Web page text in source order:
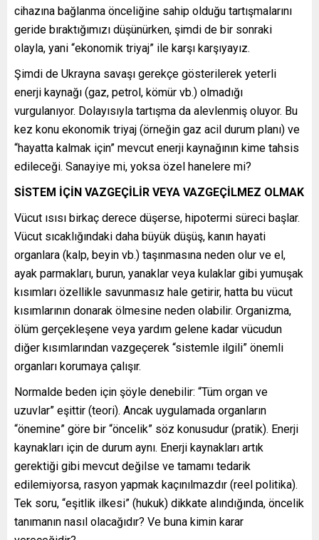
cihazına bağlanma önceliğine sahip olduğu tartışmalarını
geride bıraktığımızı düşünürken, şimdi de bir sonraki
olayla, yani “ekonomik triyaj” ile karşı karşıyayız.
Şimdi de Ukrayna savaşı gerekçe gösterilerek yeterli
enerji kaynağı (gaz, petrol, kömür vb.) olmadığı
vurgulanıyor. Dolayısıyla tartışma da alevlenmiş oluyor. Bu
kez konu ekonomik triyaj (örneğin gaz acil durum planı) ve
“hayatta kalmak için” mevcut enerji kaynağının kime tahsis
edileceği. Sanayiye mi, yoksa özel hanelere mi?
SİSTEM İÇİN VAZGEÇİLİR VEYA VAZGEÇİLMEZ OLMAK
Vücut ısısı birkaç derece düşerse, hipotermi süreci başlar.
Vücut sıcaklığındaki daha büyük düşüş, kanın hayati
organlara (kalp, beyin vb.) taşınmasına neden olur ve el,
ayak parmakları, burun, yanaklar veya kulaklar gibi yumuşak
kısımları özellikle savunmasız hale getirir, hatta bu vücut
kısımlarının donarak ölmesine neden olabilir. Organizma,
ölüm gerçekleşene veya yardım gelene kadar vücudun
diğer kısımlarından vazgeçerek “sistemle ilgili” önemli
organları korumaya çalışır.
Normalde beden için şöyle denebilir: “Tüm organ ve
uzuvlar” eşittir (teori). Ancak uygulamada organların
“önemine” göre bir “öncelik” söz konusudur (pratik). Enerji
kaynakları için de durum aynı. Enerji kaynakları artık
gerektiği gibi mevcut değilse ve tamamı tedarik
edilemiyorsa, rasyon yapmak kaçınılmazdır (reel politika).
Tek soru, “eşitlik ilkesi” (hukuk) dikkate alındığında, öncelik
tanımanın nasıl olacağıdır? Ve buna kimin karar